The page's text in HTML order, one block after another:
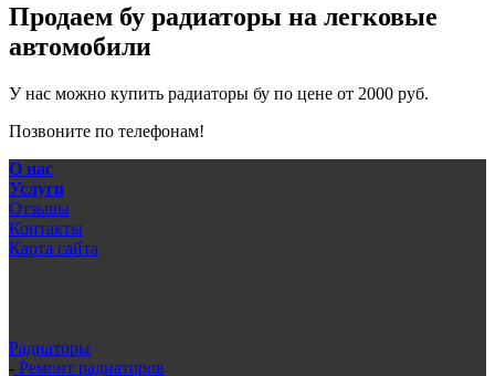
Продаем бу радиаторы на легковые
автомобили
У нас можно купить радиаторы бу по цене от 2000 руб.
Позвоните по телефонам!
О нас
Услуги
Отзывы
Контакты
Карта сайта
Радиаторы
- Ремонт радиаторов